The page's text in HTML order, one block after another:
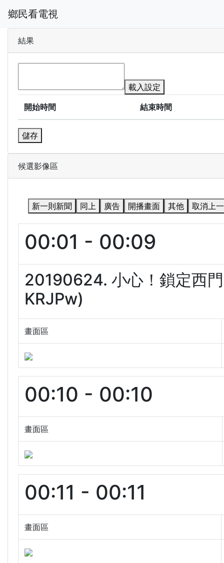
鄉民看電視
結果
載入設定
開始時間
結束時間
儲存
候選影像區
新一則新聞 同上 廣告 開播畫面 其他 取消上
00:01 - 00:09
20190624. 小心！鎖定西
KRJPw)
畫面區
00:10 - 00:10
畫面區
00:11 - 00:11
畫面區